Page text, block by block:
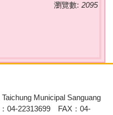
瀏覽數: 2095
Municipal Sanguang
22313699 FAX：04-